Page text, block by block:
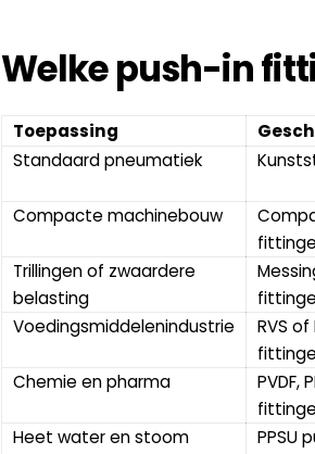
Welke push-in
Toepassing
Standaard pneumatiek
Compacte machinebouw
Trillingen of zwaardere
belasting
Voedingsmiddelenindustrie
RVS of
Chemie en pharma
PVDF,
Heet water en stoom
PPSU